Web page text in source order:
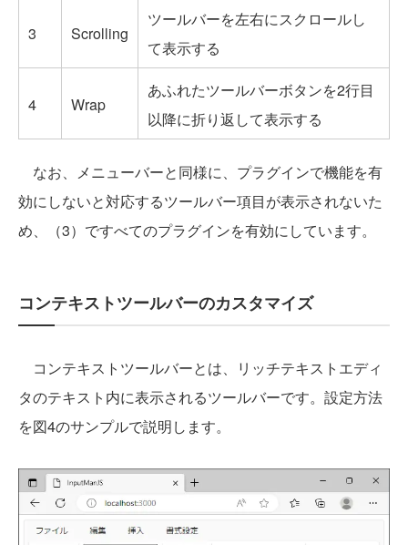
3 Scrolling
ツールバーを左右にスクロールし
て表示する
4 Wrap
あふれたツールバーボタンを2行目
以降に折り返して表示する
なお、メニューバーと同様に、プラグインで機能を有
効にしないと対応するツールバー項目が表示されないた
め、（3）ですべてのプラグインを有効にしています。
コンテキストツールバーのカスタマイズ
コンテキストツールバーとは、リッチテキストエディ
タのテキスト内に表示されるツールバーです。設定方法
を図4のサンプルで説明します。